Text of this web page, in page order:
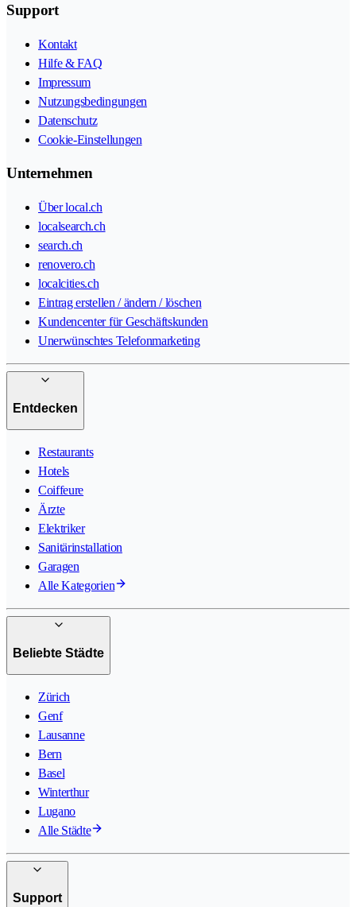
Support
Kontakt
Hilfe & FAQ
Impressum
Nutzungsbedingungen
Datenschutz
Cookie-Einstellungen
Unternehmen
Über local.ch
localsearch.ch
search.ch
renovero.ch
localcities.ch
Eintrag erstellen / ändern / löschen
Kundencenter für Geschäftskunden
Unerwünschtes Telefonmarketing
Entdecken
Restaurants
Hotels
Coiffeure
Ärzte
Elektriker
Sanitärinstallation
Garagen
Alle Kategorien
Beliebte Städte
Zürich
Genf
Lausanne
Bern
Basel
Winterthur
Lugano
Alle Städte
Support